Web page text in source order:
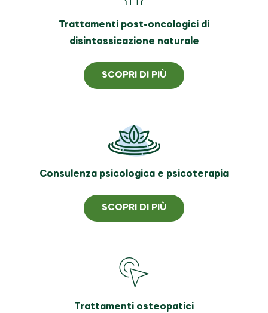
Trattamenti post-oncologici di
disintossicazione naturale
SCOPRI DI PIÙ
Consulenza psicologica e psicoterapia
SCOPRI DI PIÙ
Trattamenti osteopatici